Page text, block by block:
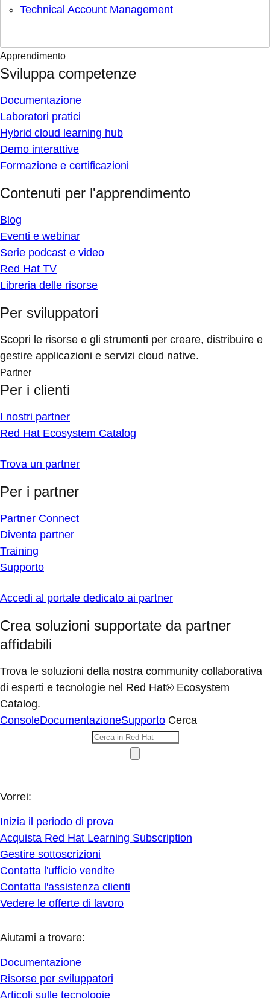
Technical Account Management
Apprendimento
Sviluppa competenze
Documentazione
Laboratori pratici
Hybrid cloud learning hub
Demo interattive
Formazione e certificazioni
Contenuti per l'apprendimento
Blog
Eventi e webinar
Serie podcast e video
Red Hat TV
Libreria delle risorse
Per sviluppatori
Scopri le risorse e gli strumenti per creare, distribuire e
gestire applicazioni e servizi cloud native.
Partner
Per i clienti
I nostri partner
Red Hat Ecosystem Catalog
Trova un partner
Per i partner
Partner Connect
Diventa partner
Training
Supporto
Accedi al portale dedicato ai partner
Crea soluzioni supportate da partner
affidabili
Trova le soluzioni della nostra community collaborativa
di esperti e tecnologie nel Red Hat® Ecosystem
Catalog.
ConsoleDocumentazioneSupporto Cerca
Vorrei:
Inizia il periodo di prova
Acquista Red Hat Learning Subscription
Gestire sottoscrizioni
Contatta l'ufficio vendite
Contatta l'assistenza clienti
Vedere le offerte di lavoro
Aiutami a trovare:
Documentazione
Risorse per sviluppatori
Articoli sulle tecnologie